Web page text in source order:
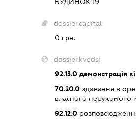
БУДИНОК 19
dossier.capital:
0 грн.
dossier.kveds:
92.13.0демонстрація
70.20.0здавання в
власного нерухомого
92.12.0